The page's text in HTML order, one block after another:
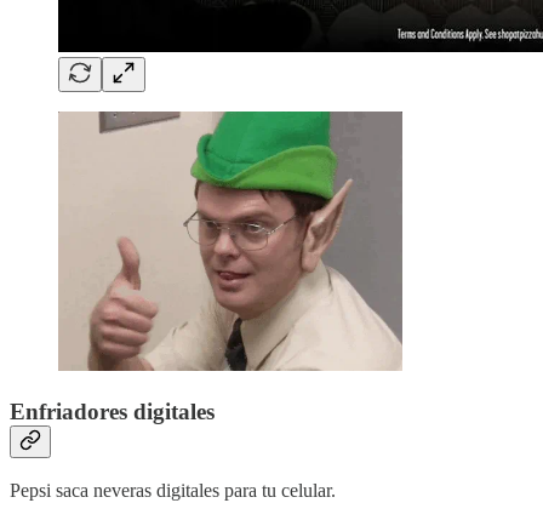
Enfriadores digitales
Pepsi saca neveras digitales para tu celular.